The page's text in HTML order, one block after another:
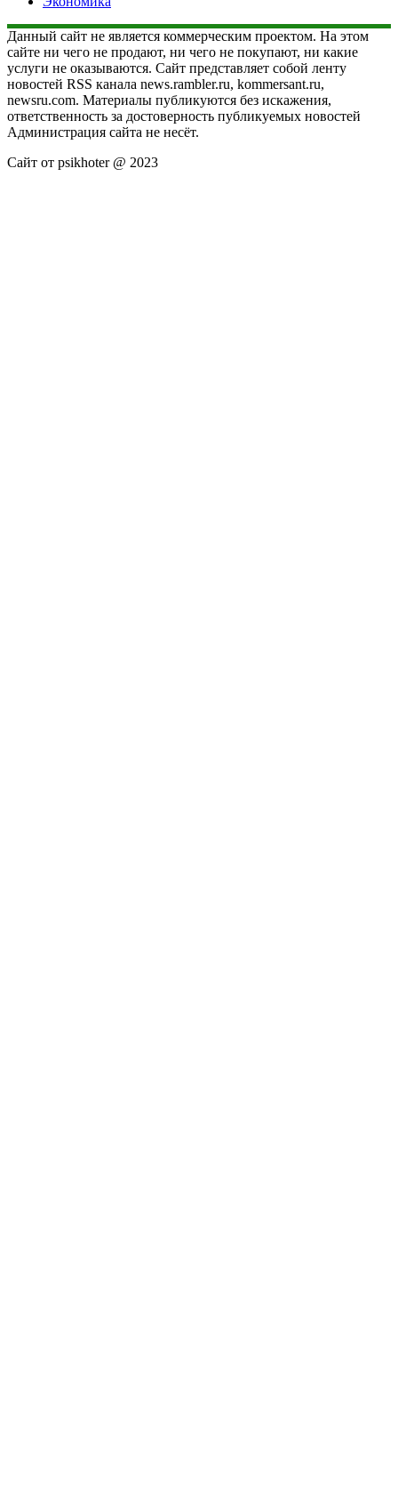
Данный сайт не является коммерческим проектом. На этом
сайте ни чего не продают, ни чего не покупают, ни какие
услуги не оказываются. Сайт представляет собой ленту
новостей RSS канала news.rambler.ru, kommersant.ru,
newsru.com. Материалы публикуются без искажения,
ответственность за достоверность публикуемых новостей
Администрация сайта не несёт.
Сайт от psikhoter @ 2023